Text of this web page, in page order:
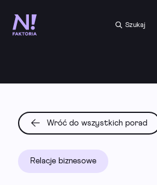
Szukaj
Wróć do wszystkich porad
Relacje biznesowe